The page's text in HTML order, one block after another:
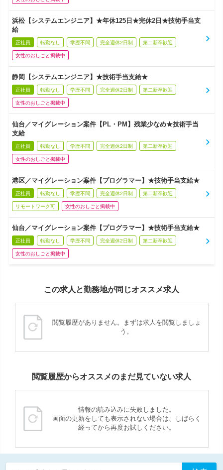
浜松【システムエンジニア】★年休125日★完休2日★技術手当支
給
正社員 転勤なし 学歴不問 完全週休2日制 第二新卒歓迎
女性のおしごと掲載中
静岡【システムエンジニア】★技術手当支給★
正社員 転勤なし 学歴不問 完全週休2日制 第二新卒歓迎
女性のおしごと掲載中
仙台／マイグレーション案件【PL・PM】残業少なめ★技術手当
支給
正社員 転勤なし 学歴不問 完全週休2日制 第二新卒歓迎
女性のおしごと掲載中
港区／マイグレーション案件【プログラマー】★技術手当支給★
正社員 転勤なし 学歴不問 完全週休2日制 第二新卒歓迎
リモートワーク可 女性のおしごと掲載中
仙台／マイグレーション案件【プログラマー】★技術手当支給★
正社員 転勤なし 学歴不問 完全週休2日制 第二新卒歓迎
女性のおしごと掲載中
この求人と勤務地が同じオススメ求人
閲覧履歴がありません。まずは求人を閲覧しましょ
う。
閲覧履歴からオススメのまだ見ていない求人
情報の読み込みに失敗しました。
画面の更新をしても表示されない場合は、しばらく
経ってから再度お試しください。